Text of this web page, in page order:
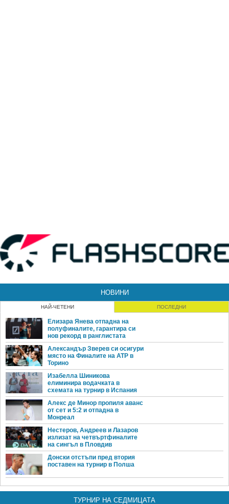
НОВИНИ
НАЙ-ЧЕТЕНИ ПОСЛЕДНИ
Елизара Янева отпадна на
полуфиналите, гарантира си
нов рекорд в ранглистата
Александър Зверев си осигури
място на Финалите на ATP в
Торино
Изабелла Шиникова
елиминира водачката в
схемата на турнир в Испания
Алекс де Минор пропиля аванс
от сет и 5:2 и отпадна в
Монреал
Нестеров, Андреев и Лазаров
излизат на четвъртфиналите
на сингъл в Пловдив
Донски отстъпи пред втория
поставен на турнир в Полша
ТУРНИР НА СЕДМИЦАТА